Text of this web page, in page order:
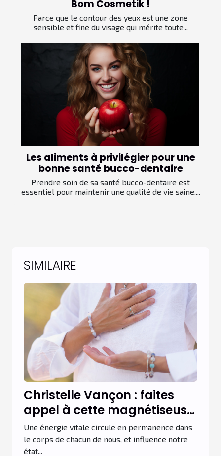
Bom Cosmetik !
Parce que le contour des yeux est une zone
sensible et fine du visage qui mérite toute...
Les aliments à privilégier pour une
bonne santé bucco-dentaire
Prendre soin de sa santé bucco-dentaire est
essentiel pour maintenir une qualité de vie saine....
SIMILAIRE
Christelle Vançon : faites
appel à cette magnétiseuse
pour des soins énergétiques
à distance !
Une énergie vitale circule en permanence dans
le corps de chacun de nous, et influence notre
état...